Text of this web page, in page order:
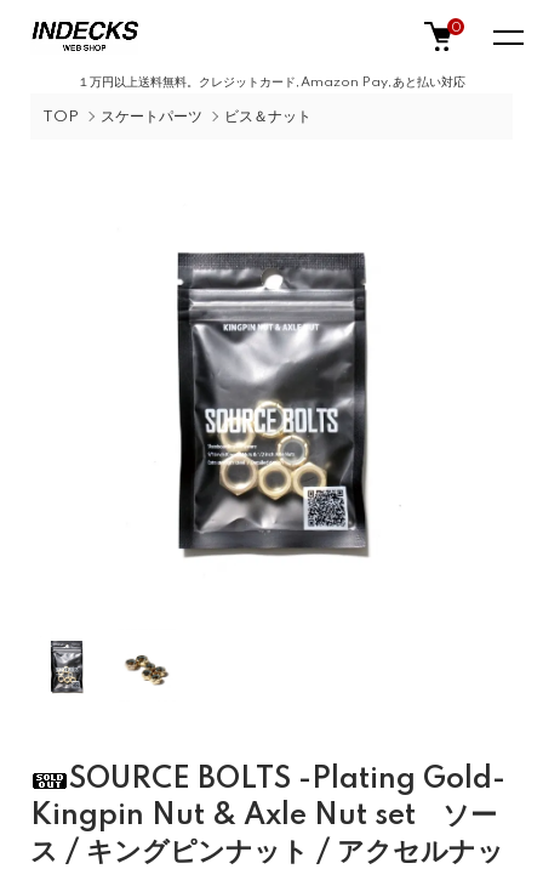
１万円以上送料無料。クレジットカード,Amazon Pay,あと払い対応
0
TOP スケートパーツ ビス＆ナット
SOURCE BOLTS -Plating Gold-
Kingpin Nut & Axle Nut set ソー
ス / キングピンナット / アクセルナッ